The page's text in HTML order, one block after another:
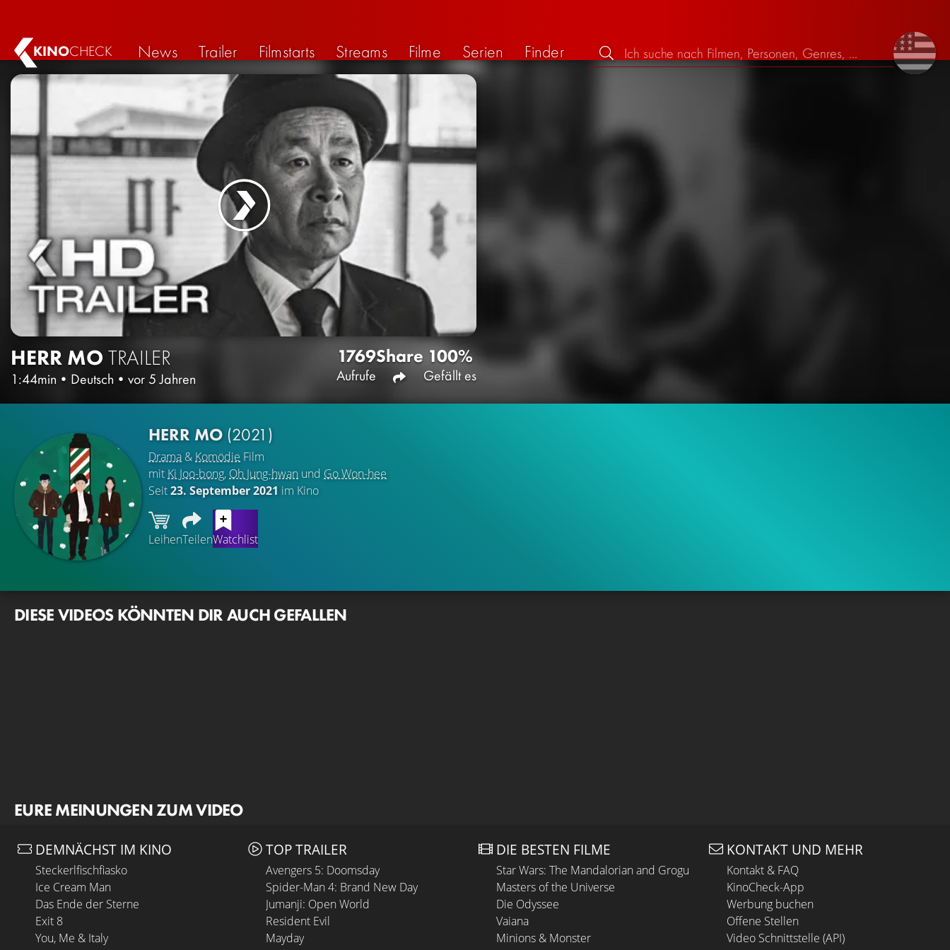
KINOCHECK News Trailer Filmstarts Streams Filme Serien Finder
HERR MO TRAILER
1:44min • Deutsch • vor 5 Jahren
1769
Aufrufe
Share 100%
Gefällt es
HERR MO (2021)
Drama & Komödie Film
mit Ki Joo-bong, Oh Jung-hwan und Go Won-hee
Seit23. September 2021 im Kino
LeihenTeilenWatchlist
DIESE VIDEOS KÖNNTEN DIR AUCH GEFALLEN
EURE MEINUNGEN ZUM VIDEO
DEMNÄCHST IM KINO
Steckerlfischfiasko
Ice Cream Man
Das Ende der Sterne
Exit 8
You, Me & Italy
TOP TRAILER
Avengers 5: Doomsday
Spider-Man 4: Brand New Day
Jumanji: Open World
Resident Evil
Mayday
DIE BESTEN FILME
Star Wars: The Mandalorian and Grogu
Masters of the Universe
Die Odyssee
Vaiana
Minions & Monster
KONTAKT UND MEHR
Kontakt & FAQ
KinoCheck-App
Werbung buchen
Offene Stellen
Video Schnittstelle (API)